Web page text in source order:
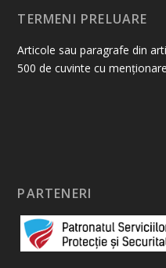
TERMENI PRELUARE
Articole sau paragrafe din
500 de cuvinte cu
PARTENERI